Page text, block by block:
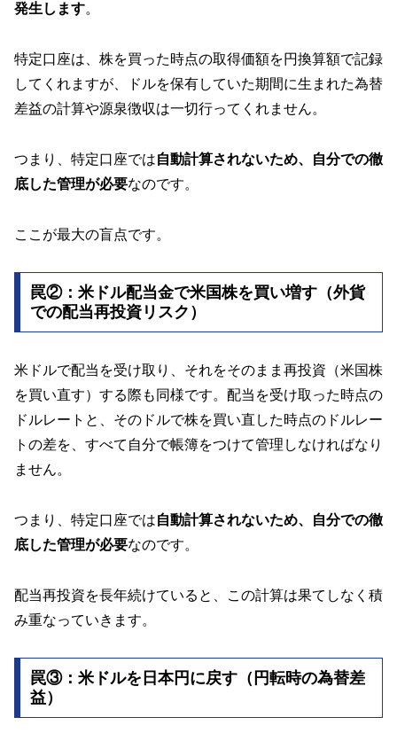
発生します。
特定口座は、株を買った時点の取得価額を円換算額で記録
してくれますが、ドルを保有していた期間に生まれた為替
差益の計算や源泉徴収は一切行ってくれません。
つまり、特定口座では自動計算されないため、自分での徹
底した管理が必要なのです。
ここが最大の盲点です。
罠②：米ドル配当金で米国株を買い増す（外貨
での配当再投資リスク）
米ドルで配当を受け取り、それをそのまま再投資（米国株
を買い直す）する際も同様です。配当を受け取った時点の
ドルレートと、そのドルで株を買い直した時点のドルレー
トの差を、すべて自分で帳簿をつけて管理しなければなり
ません。
つまり、特定口座では自動計算されないため、自分での徹
底した管理が必要なのです。
配当再投資を長年続けていると、この計算は果てしなく積
み重なっていきます。
罠③：米ドルを日本円に戻す（円転時の為替差
益）